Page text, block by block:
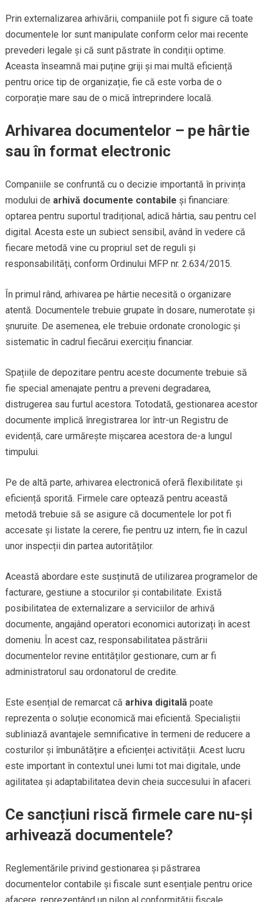
Prin externalizarea arhivării, companiile pot fi sigure că toate
documentele lor sunt manipulate conform celor mai recente
prevederi legale și că sunt păstrate în condiții optime.
Aceasta înseamnă mai puține griji și mai multă eficiență
pentru orice tip de organizație, fie că este vorba de o
corporație mare sau de o mică întreprindere locală.
Arhivarea documentelor – pe hârtie
sau în format electronic
Companiile se confruntă cu o decizie importantă în privința
modului de arhivă documente contabile și financiare:
optarea pentru suportul tradițional, adică hârtia, sau pentru cel
digital. Acesta este un subiect sensibil, având în vedere că
fiecare metodă vine cu propriul set de reguli și
responsabilități, conform Ordinului MFP nr. 2.634/2015.
În primul rând, arhivarea pe hârtie necesită o organizare
atentă. Documentele trebuie grupate în dosare, numerotate și
șnuruite. De asemenea, ele trebuie ordonate cronologic și
sistematic în cadrul fiecărui exercițiu financiar.
Spațiile de depozitare pentru aceste documente trebuie să
fie special amenajate pentru a preveni degradarea,
distrugerea sau furtul acestora. Totodată, gestionarea acestor
documente implică înregistrarea lor într-un Registru de
evidență, care urmărește mișcarea acestora de-a lungul
timpului.
Pe de altă parte, arhivarea electronică oferă flexibilitate și
eficiență sporită. Firmele care optează pentru această
metodă trebuie să se asigure că documentele lor pot fi
accesate și listate la cerere, fie pentru uz intern, fie în cazul
unor inspecții din partea autorităților.
Această abordare este susținută de utilizarea programelor de
facturare, gestiune a stocurilor și contabilitate. Există
posibilitatea de externalizare a serviciilor de arhivă
documente, angajând operatori economici autorizați în acest
domeniu. În acest caz, responsabilitatea păstrării
documentelor revine entităților gestionare, cum ar fi
administratorul sau ordonatorul de credite.
Este esențial de remarcat că arhiva digitală poate
reprezenta o soluție economică mai eficientă. Specialiștii
subliniază avantajele semnificative în termeni de reducere a
costurilor și îmbunătățire a eficienței activității. Acest lucru
este important în contextul unei lumi tot mai digitale, unde
agilitatea și adaptabilitatea devin cheia succesului în afaceri.
Ce sancțiuni riscă firmele care nu-și
arhivează documentele?
Reglementările privind gestionarea și păstrarea
documentelor contabile și fiscale sunt esențiale pentru orice